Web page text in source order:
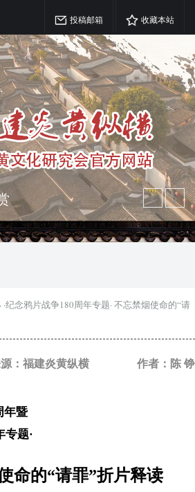
投稿邮箱 收藏本站
民族精神 介绍民族
台港澳侨 坚持古为
·纪念鸦片战争180周年专题· 不忘禁烟使命的“请
：福建炎黄纵横 作者：陈 铮
年暨
专题·
命的“请罪”折片释读